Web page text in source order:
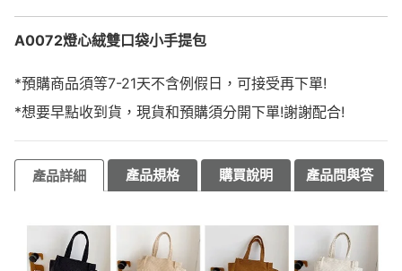
A0072燈心絨雙口袋小手提包
*預購商品須等7-21天不含例假日，可接受再下單!
*想要早點收到貨，現貨和預購須分開下單!謝謝配合!
產品詳細 產品規格 購買說明 產品問與答